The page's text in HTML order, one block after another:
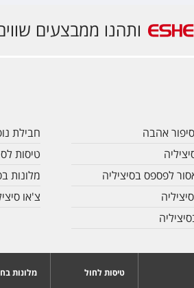
ותהנו ממבצעים
אהבה
לפספס בסיציליה
חבילת
טיסות
מלונות
צ'או
טיסות לחול
מלונות